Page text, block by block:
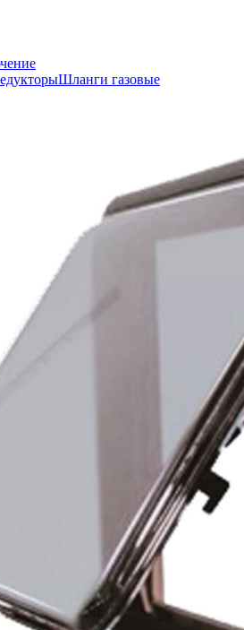
Шланги газовые